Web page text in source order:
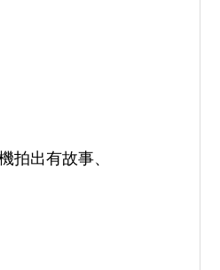
拍出有故事、